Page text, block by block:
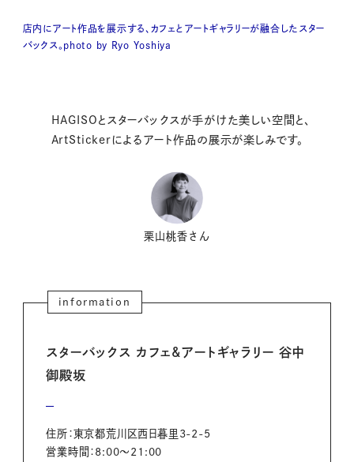
店内にアート作品を展示する、カフェとアートギャラリーが融合したスター
バックス。photo by Ryo Yoshiya
HAGISOとスターバックスが手がけた美しい空間と、
ArtStickerによるアート作品の展示が楽しみです。
栗山桃香さん
information
スターバックス カフェ&アートギャラリー 谷中
御殿坂
住所：東京都荒川区西日暮里3-2-5
営業時間：8:00～21:00